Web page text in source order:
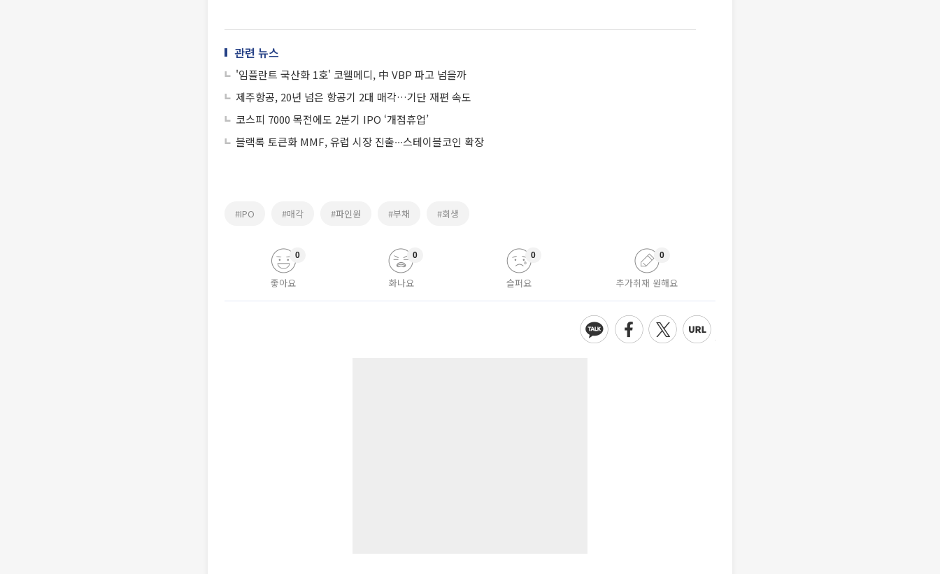
관련 뉴스
'임플란트 국산화 1호' 코웰메디, 中 VBP 파고 넘을까
제주항공, 20년 넘은 항공기 2대 매각…기단 재편 속도
코스피 7000 목전에도 2분기 IPO ‘개점휴업’
블랙록 토큰화 MMF, 유럽 시장 진출∙∙∙스테이블코인 확장
#IPO #매각 #파인원 #부채 #회생
좋아요
0
화나요
0
슬퍼요
0
추가취재 원해요
0